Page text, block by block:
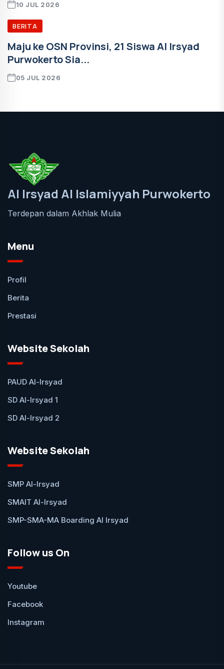
10 JUL 2026
BERITA
Maju ke OSN Provinsi, 21 Siswa Al Irsyad
Purwokerto Sia...
05 JUL 2026
Al Irsyad Al Islamiyyah Purwokerto
Terdepan dalam Akhlak Mulia
Menu
Profil
Berita
Prestasi
Website Sekolah
PAUD Al-Irsyad
SD Al-Irsyad 1
SD Al-Irsyad 2
Website Sekolah
SMP Al-Irsyad
SMAIT Al-Irsyad
SMP-SMA-MA Boarding Al Irsyad
Follow us On
Youtube
Facebook
Instagram